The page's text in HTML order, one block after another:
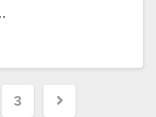
3